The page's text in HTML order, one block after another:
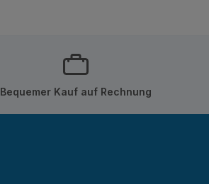
Bequemer Kauf auf Rechnung